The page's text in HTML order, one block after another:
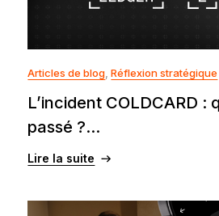
Articles de blog ,Réflexion stratégique
L’incident COLDCARD :
passé ?...
Lire la suite